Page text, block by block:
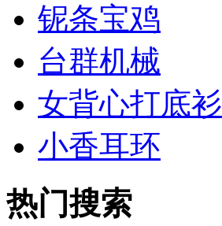
铌条宝鸡
台群机械
女背心打底衫
小香耳环
热门搜索